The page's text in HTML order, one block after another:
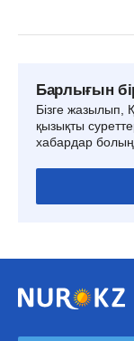
Барлығын
Бізге жазылып,
қызықты
хабардар